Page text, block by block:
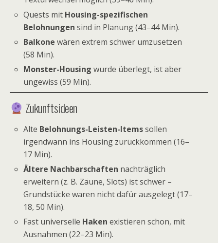
Quests mit Housing-spezifischen
Belohnungen sind in Planung (43–44 Min).
Balkone wären extrem schwer umzusetzen
(58 Min).
Monster-Housing wurde überlegt, ist aber
ungewiss (59 Min).
Zukunftsideen
Alte Belohnungs-Leisten-Itemssollen
irgendwann ins Housing zurückkommen (16–
17 Min).
Ältere Nachbarschaften nachträglich
erweitern (z. B. Zäune, Slots) ist schwer –
Grundstücke waren nicht dafür ausgelegt (17–
18, 50 Min).
Fast universelle Haken existieren schon, mit
Ausnahmen (22–23 Min).